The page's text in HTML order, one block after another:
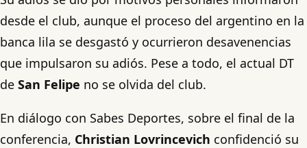
desde el club, aunque el proceso del argentino en la
banca lila se desgastó y ocurrieron desavenencias
que impulsaron su adiós. Pese a todo, el actual DT
de San Felipe no se olvida del club.
En diálogo con Sabes Deportes, sobre el final de la
conferencia, Christian Lovrincevich confidenció su